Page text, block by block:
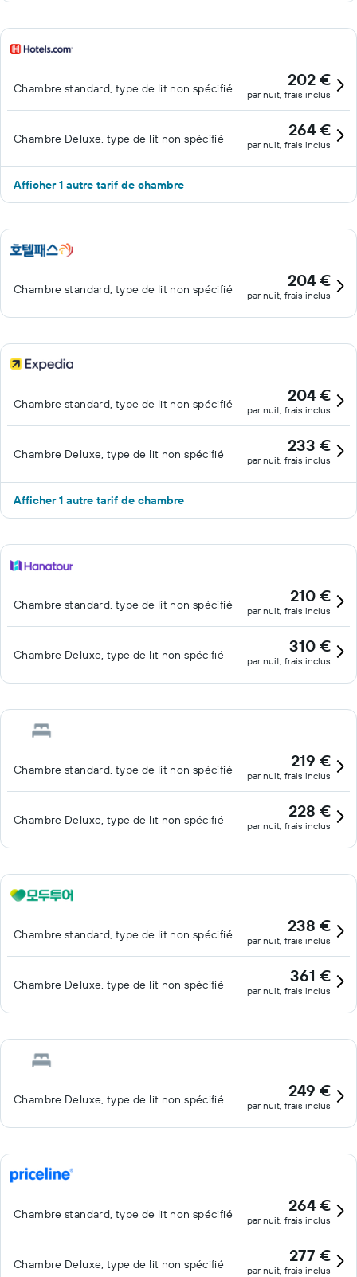
Chambre standard, type de lit non spécifié 202 €
par nuit, frais inclus
Chambre Deluxe, type de lit non spécifié 264 €
par nuit, frais inclus
Afficher 1 autre tarif de chambre
Chambre standard, type de lit non spécifié 204 €
par nuit, frais inclus
Chambre standard, type de lit non spécifié 204 €
par nuit, frais inclus
Chambre Deluxe, type de lit non spécifié 233 €
par nuit, frais inclus
Afficher 1 autre tarif de chambre
Chambre standard, type de lit non spécifié 210 €
par nuit, frais inclus
Chambre Deluxe, type de lit non spécifié 310 €
par nuit, frais inclus
Chambre standard, type de lit non spécifié 219 €
par nuit, frais inclus
Chambre Deluxe, type de lit non spécifié 228 €
par nuit, frais inclus
Chambre standard, type de lit non spécifié 238 €
par nuit, frais inclus
Chambre Deluxe, type de lit non spécifié 361 €
par nuit, frais inclus
Chambre Deluxe, type de lit non spécifié 249 €
par nuit, frais inclus
Chambre standard, type de lit non spécifié 264 €
par nuit, frais inclus
Chambre Deluxe, type de lit non spécifié 277 €
par nuit, frais inclus